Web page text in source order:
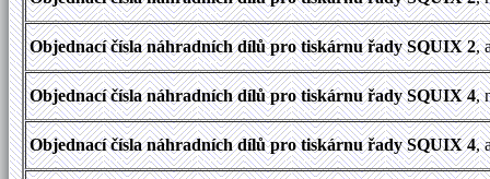
Objednací čísla náhradních dílů pro tiskárnu řady SQUIX 2,
Objednací čísla náhradních dílů pro tiskárnu řady SQUIX 4,
Objednací čísla náhradních dílů pro tiskárnu řady SQUIX 4,